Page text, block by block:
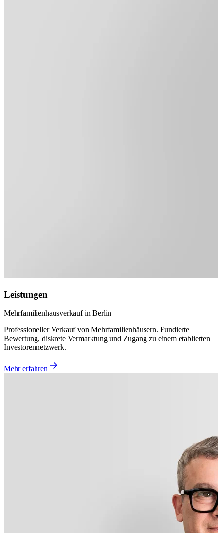
Leistungen
Mehrfamilienhausverkauf in Berlin
Professioneller Verkauf von Mehrfamilienhäusern. Fundierte
Bewertung, diskrete Vermarktung und Zugang zu einem etablierten
Investorennetzwerk.
Mehr erfahren